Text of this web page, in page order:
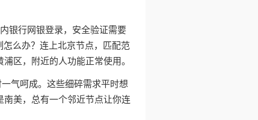
银行网银登录，安全验证需要
怎么办？连上北京节点，匹配范
区，附近的人功能正常使用。
气呵成。这些细碎需求平时想
美，总有一个邻近节点让你连